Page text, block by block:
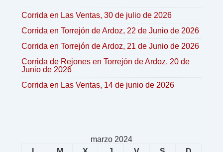
Corrida en Las Ventas, 30 de julio de 2026
Corrida en Torrejón de Ardoz, 22 de Junio de 2026
Corrida en Torrejón de Ardoz, 21 de Junio de 2026
Corrida de Rejones en Torrejón de Ardoz, 20 de
Junio de 2026
Corrida en Las Ventas, 14 de junio de 2026
marzo 2024